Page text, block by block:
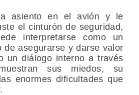
asiento en el avión y le
el cinturón de seguridad,
interpretarse como un
de asegurarse y darse valor
un diálogo interno a través
sus miedos, su
enormes dificultades que